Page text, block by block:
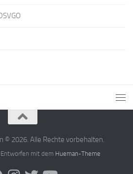
© 2026. Alle Rechte vorbehalten.
mit dem Hueman-Theme